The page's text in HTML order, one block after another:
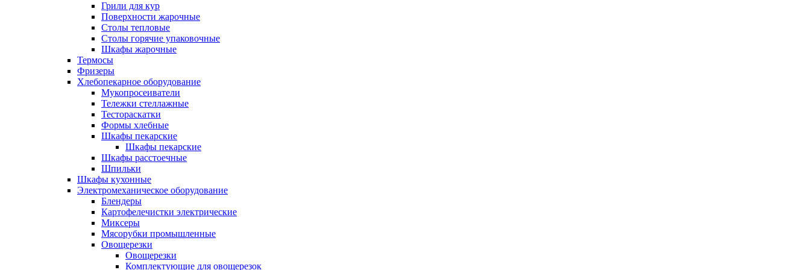
Грили для кур
Поверхности жарочные
Столы тепловые
Столы горячие упаковочные
Шкафы жарочные
Термосы
Фризеры
Хлебопекарное оборудование
Мукопросеиватели
Тележки стеллажные
Тестораскатки
Формы хлебные
Шкафы пекарские
Шкафы пекарские
Шкафы расстоечные
Шпильки
Шкафы кухонные
Электромеханическое оборудование
Блендеры
Картофелечистки электрические
Миксеры
Мясорубки промышленные
Овощерезки
Овощерезки
Комплектующие для овощерезок